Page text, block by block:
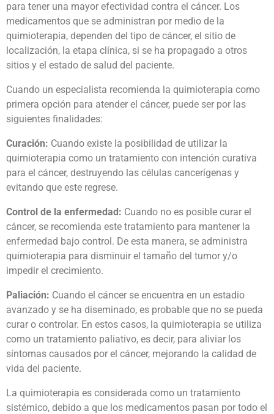
para tener una mayor efectividad contra el cáncer. Los
medicamentos que se administran por medio de la
quimioterapia, dependen del tipo de cáncer, el sitio de
localización, la etapa clínica, si se ha propagado a otros
sitios y el estado de salud del paciente.
Cuando un especialista recomienda la quimioterapia como
primera opción para atender el cáncer, puede ser por las
siguientes finalidades:
Curación: Cuando existe la posibilidad de utilizar la
quimioterapia como un tratamiento con intención curativa
para el cáncer, destruyendo las células cancerígenas y
evitando que este regrese.
Control de la enfermedad: Cuando no es posible curar el
cáncer, se recomienda este tratamiento para mantener la
enfermedad bajo control. De esta manera, se administra
quimioterapia para disminuir el tamaño del tumor y/o
impedir el crecimiento.
Paliación: Cuando el cáncer se encuentra en un estadio
avanzado y se ha diseminado, es probable que no se pueda
curar o controlar. En estos casos, la quimioterapia se utiliza
como un tratamiento paliativo, es decir, para aliviar los
síntomas causados por el cáncer, mejorando la calidad de
vida del paciente.
La quimioterapia es considerada como un tratamiento
sistémico, debido a que los medicamentos pasan por todo el